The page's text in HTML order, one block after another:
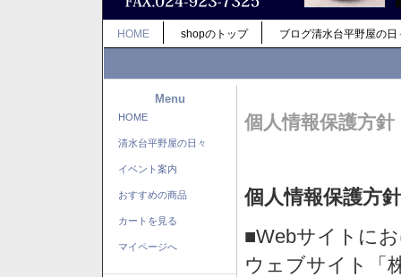
HOME shopのトップ ブログ清水台平野屋の日
Menu
HOME
清水台平野屋の日々
イベント案内
おすすめの商品
カートを見る
マイページへ
個人情報保護方針
個人情報保護方針
■Webサイトに
ウェブサイト「